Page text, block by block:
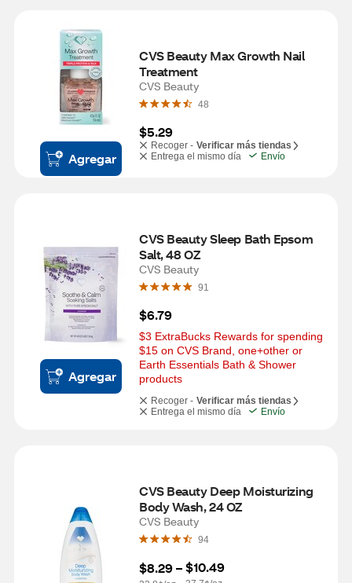
Agregar
CVS Beauty Max Growth Nail
Treatment
CVS Beauty
48
$5.29
Recoger - Verificar más tiendas
Entrega el mismo día
Envío
Agregar
CVS Beauty Sleep Bath Epsom
Salt, 48 OZ
CVS Beauty
91
$6.79
$3 ExtraBucks Rewards for spending
$15 on CVS Brand, one+other or
Earth Essentials Bath & Shower
products
Recoger - Verificar más tiendas
Entrega el mismo día
Envío
CVS Beauty Deep Moisturizing
Body Wash, 24 OZ
CVS Beauty
94
$8.29 – $10.49